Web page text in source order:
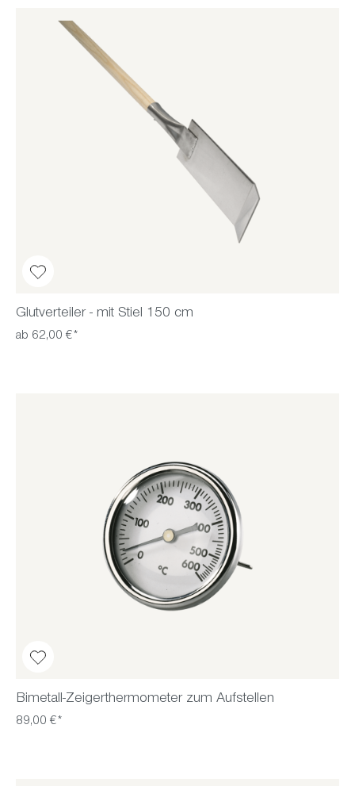
Glutverteiler - mit Stiel 150 cm
ab 62,00 €*
Bimetall-Zeigerthermometer zum Aufstellen
89,00 €*